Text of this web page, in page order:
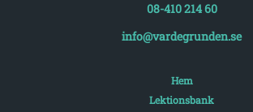
08-410 214 60
info@vardegrunden.se
Hem
Lektionsbank